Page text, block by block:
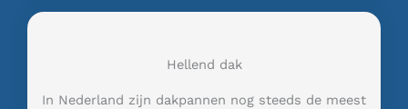
Hellend dak
In Nederland zijn dakpannen nog steeds de meest